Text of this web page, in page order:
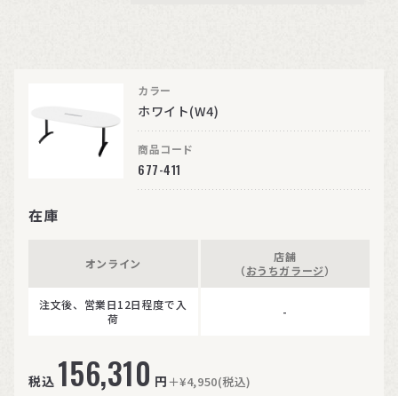
カラー
ホワイト(W4)
商品コード
677-411
在庫
オンライン
注文後、営業日12日程度で入
荷
店舗
（おうちガラージ）
-
税込 156,310 円 ＋¥4,950(税込)